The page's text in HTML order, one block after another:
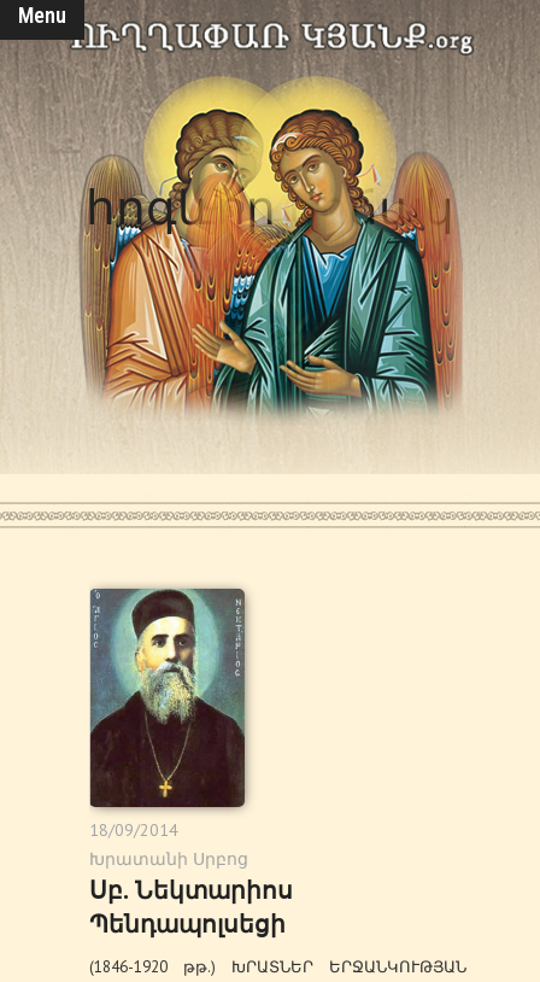
Menu
հոգևոր վիճակ
18/09/2014
Խրատանի Սրբոց
Սբ. Նեկտարիոս
Պենդապոլսեցի
(1846-1920 թթ.) ԽՐԱՏՆԵՐ ԵՐՋԱՆԿՈՒԹՅԱՆ